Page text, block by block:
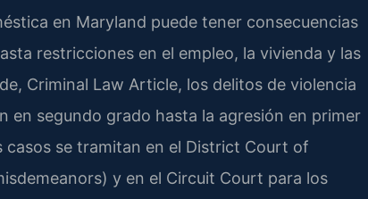
en Maryland puede tener consecuencias
restricciones en el empleo, la vivienda y las
Criminal Law Article, los delitos de violencia
en segundo grado hasta la agresión en primer
se tramitan en el District Court of
y en el Circuit Court para los